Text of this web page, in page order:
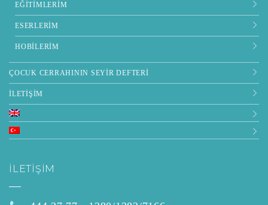
EĞITIMLERIM
ESERLERIM
HOBILERIM
ÇOCUK CERRAHININ SEYIR DEFTERI
İLETIŞIM
İLETIŞIM